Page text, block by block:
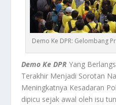
Demo Ke DPR: Gelombang
Demo Ke DPR Yang
Terakhir Menjadi Sorotan
Meningkatnya Kesadaran
dipicu sejak awal oleh isu